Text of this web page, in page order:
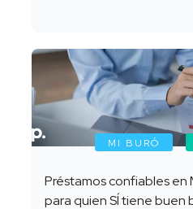
MI BURÓ
Préstamos confiables en
para quien SÍ tiene buen